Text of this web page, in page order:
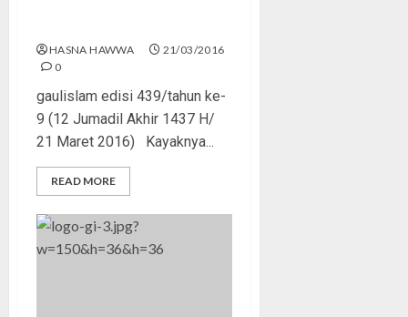
HASNA HAWWA
21/03/2016
0
gaulislam edisi 439/tahun ke-
9 (12 Jumadil Akhir 1437 H/
21 Maret 2016) Kayaknya...
READ MORE